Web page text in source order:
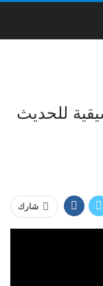
للحديث
شارك